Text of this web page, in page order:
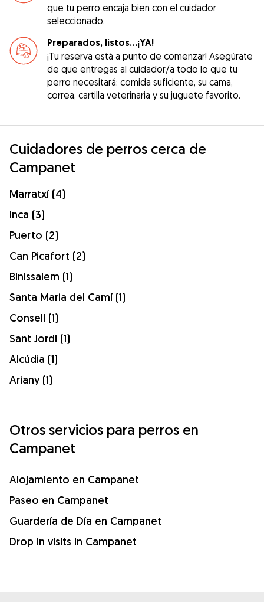
que tu perro encaja bien con el cuidador
seleccionado.
Preparados, listos...¡YA!
¡Tu reserva está a punto de comenzar! Asegúrate
de que entregas al cuidador/a todo lo que tu
perro necesitará: comida suficiente, su cama,
correa, cartilla veterinaria y su juguete favorito.
Cuidadores de perros cerca de
Campanet
Marratxí (4)
Inca (3)
Puerto (2)
Can Picafort (2)
Binissalem (1)
Santa Maria del Camí (1)
Consell (1)
Sant Jordi (1)
Alcúdia (1)
Ariany (1)
Otros servicios para perros en
Campanet
Alojamiento en Campanet
Paseo en Campanet
Guardería de Día en Campanet
Drop in visits in Campanet